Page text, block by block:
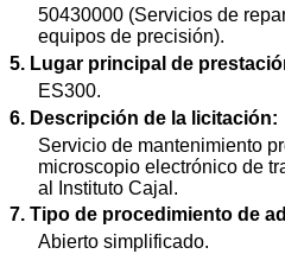
50430000 (Servicios de
equipos de precisión).
5. Lugar principal de
ES300.
6. Descripción de la licitación:
Servicio de mantenimiento
microscopio electrónico de
al Instituto Cajal.
7. Tipo de procedimiento de
Abierto simplificado.